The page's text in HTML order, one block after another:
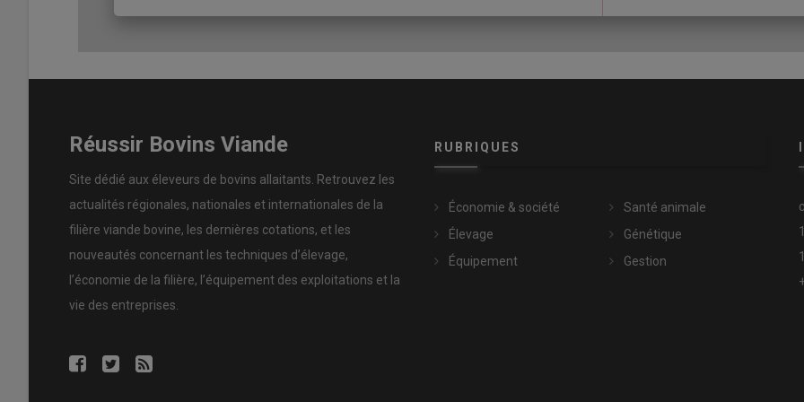
plante est non remontante, nous pouvons faire du stock sur pied, qui nous tient jusqu’au 20 décembre. Avec les nouvelles
Pour réaliser les stocks dont ses vaches ont besoin en hiver, l’éleveur nefauche« que le surplus d’herbe ». « Nous
floraison, la qualité est au rendez-vous. En revanche, s’il monte trop en épi, les tiges durcissent, le foin est ligneux,
Réussir Bovins Viande
Site dédié aux éleveurs de bovins allaitants. Retrouvez les
actualités régionales, nationales et internationales de la
filière viande bovine, les dernières cotations, et les
nouveautés concernant les techniques d’élevage,
l’économie de la filière, l’équipement des exploitations et la
vie des entreprises.
RUBRIQUES
Économie & société
Élevage
Équipement
Santé animale
Génétique
Gestion